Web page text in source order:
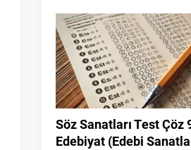
Söz Sanatları Test Çöz
Edebiyat (Edebi